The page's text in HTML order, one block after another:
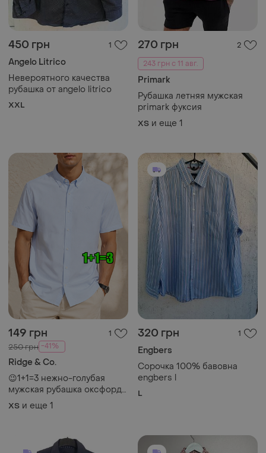
Невероятного качества
рубашка от angelo litrico
Primark
Рубашка летняя мужская
и еще
149 грн 1
250 грн
Ridge & Co.
😉1+1=3 нежно-голубая
мужская рубашка оксфорд
ridge&amp;co, размер 42 -
XS и еще
320 грн 1
Engbers
Сорочка 100% бавовна
engbers l